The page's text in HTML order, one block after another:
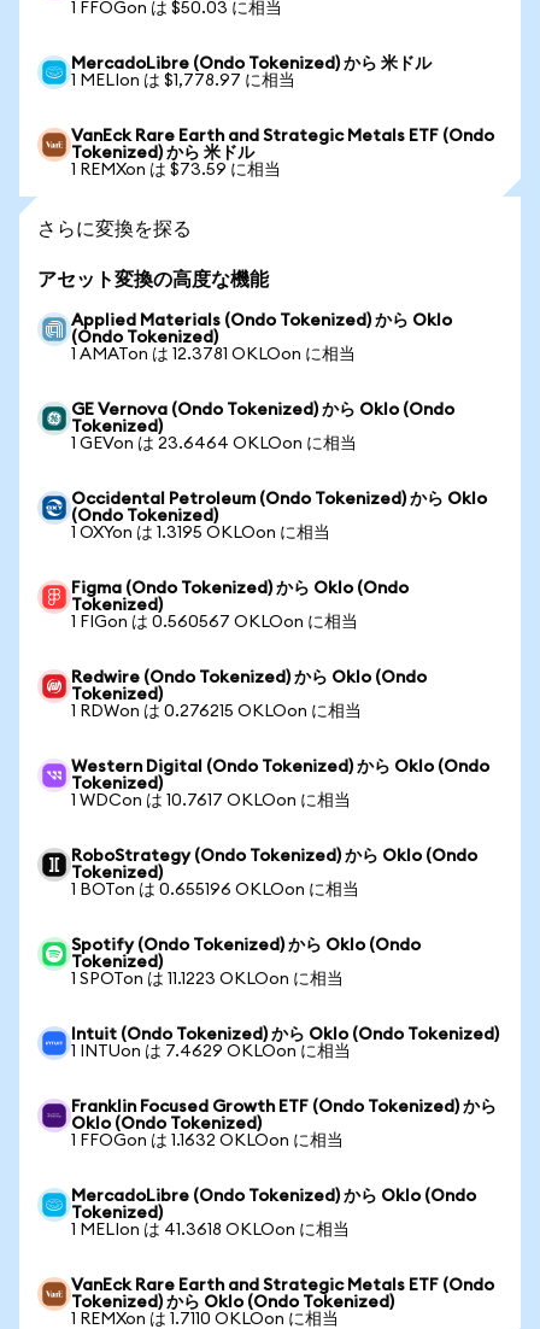
1 FFOGon は $50.03 に相当
MercadoLibre (Ondo Tokenized) から 米ドル
1 MELIon は $1,778.97 に相当
VanEck Rare Earth and Strategic Metals ETF (Ondo
Tokenized) から 米ドル
1 REMXon は $73.59 に相当
さらに変換を探る
アセット変換の高度な機能
Applied Materials (Ondo Tokenized) から Oklo
(Ondo Tokenized)
1 AMATon は 12.3781 OKLOon に相当
GE Vernova (Ondo Tokenized) から Oklo (Ondo
Tokenized)
1 GEVon は 23.6464 OKLOon に相当
Occidental Petroleum (Ondo Tokenized) から Oklo
(Ondo Tokenized)
1 OXYon は 1.3195 OKLOon に相当
Figma (Ondo Tokenized) から Oklo (Ondo
Tokenized)
1 FIGon は 0.560567 OKLOon に相当
Redwire (Ondo Tokenized) から Oklo (Ondo
Tokenized)
1 RDWon は 0.276215 OKLOon に相当
Western Digital (Ondo Tokenized) から Oklo (Ondo
Tokenized)
1 WDCon は 10.7617 OKLOon に相当
RoboStrategy (Ondo Tokenized) から Oklo (Ondo
Tokenized)
1 BOTon は 0.655196 OKLOon に相当
Spotify (Ondo Tokenized) から Oklo (Ondo
Tokenized)
1 SPOTon は 11.1223 OKLOon に相当
Intuit (Ondo Tokenized) から Oklo (Ondo Tokenized)
1 INTUon は 7.4629 OKLOon に相当
Franklin Focused Growth ETF (Ondo Tokenized) から
Oklo (Ondo Tokenized)
1 FFOGon は 1.1632 OKLOon に相当
MercadoLibre (Ondo Tokenized) から Oklo (Ondo
Tokenized)
1 MELIon は 41.3618 OKLOon に相当
VanEck Rare Earth and Strategic Metals ETF (Ondo
Tokenized) から Oklo (Ondo Tokenized)
1 REMXon は 1.7110 OKLOon に相当